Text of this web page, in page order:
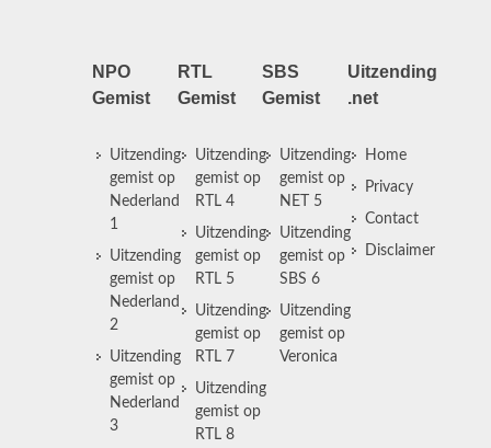
NPO
Gemist
Uitzending
gemist op
Nederland
1
Uitzending
gemist op
Nederland
2
Uitzending
gemist op
Nederland
3
RTL
Gemist
Uitzending
gemist op
RTL 4
Uitzending
gemist op
RTL 5
Uitzending
gemist op
RTL 7
Uitzending
gemist op
RTL 8
SBS
Gemist
Uitzending
gemist op
NET 5
Uitzending
gemist op
SBS 6
Uitzending
gemist op
Veronica
Uitzending
.net
Home
Privacy
Contact
Disclaimer